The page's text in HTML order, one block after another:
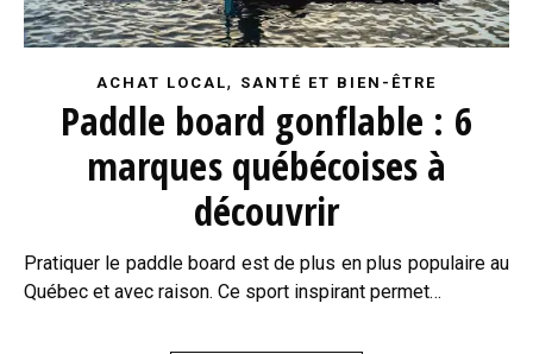
ACHAT LOCAL, SANTÉ ET BIEN-ÊTRE
Paddle board gonflable : 6
marques québécoises à
découvrir
Pratiquer le paddle board est de plus en plus populaire au
Québec et avec raison. Ce sport inspirant permet…